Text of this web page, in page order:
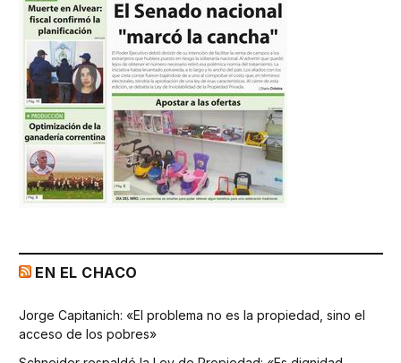
EN EL CHACO
Jorge Capitanich: «El problema no es la propiedad, sino el
acceso de los pobres»